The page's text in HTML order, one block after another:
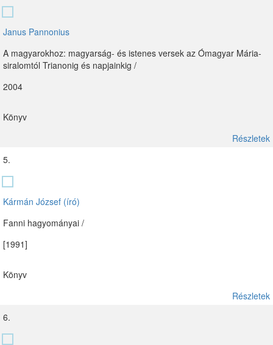
Janus Pannonius
A magyarokhoz: magyarság- és istenes versek az Ómagyar Mária-
siralomtól Trianonig és napjainkig /
2004
Könyv
Részletek
5.
Kármán József (író)
Fanni hagyományai /
[1991]
Könyv
Részletek
6.